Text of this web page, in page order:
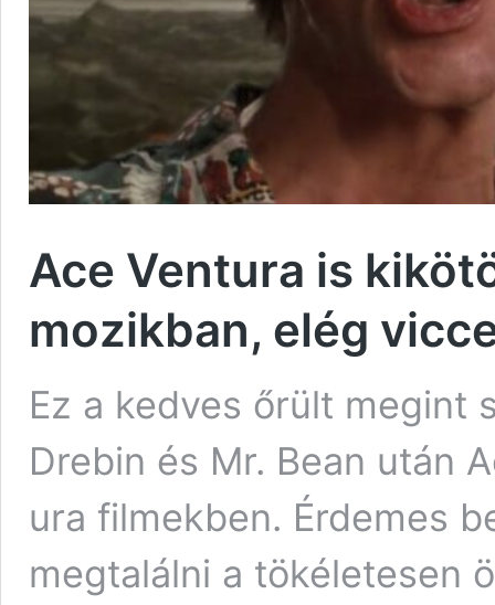
Ace Ventura is
mozikban, elég
Ez a kedves őrült megint
Drebin és Mr. Bean után
ura filmekben. Érdemes
megtalálni a tökéletesen